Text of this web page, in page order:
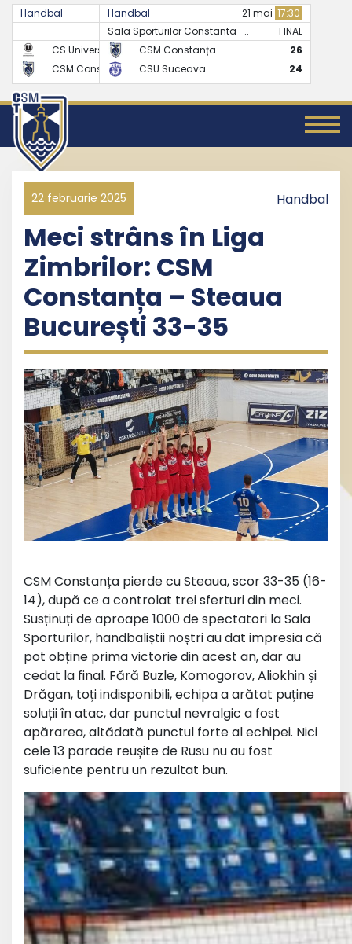
Handbal
FINAL
CS Universitatea Cluj
24
CSM Constanța
27
Handbal 21 mai 17:30
Sala Sporturilor Constanta -..
FINAL
CSM Constanța
26
CSU Suceava
24
22 februarie 2025 Handbal
Meci strâns în Liga
Zimbrilor: CSM
Constanța – Steaua
București 33-35
CSM Constanța pierde cu Steaua, scor 33-35 (16-
14), după ce a controlat trei sferturi din meci.
Susținuți de aproape 1000 de spectatori la Sala
Sporturilor, handbaliștii noștri au dat impresia că
pot obține prima victorie din acest an, dar au
cedat la final. Fără Buzle, Komogorov, Aliokhin și
Drăgan, toți indisponibili, echipa a arătat puține
soluții în atac, dar punctul nevralgic a fost
apărarea, altădată punctul forte al echipei. Nici
cele 13 parade reușite de Rusu nu au fost
suficiente pentru un rezultat bun.